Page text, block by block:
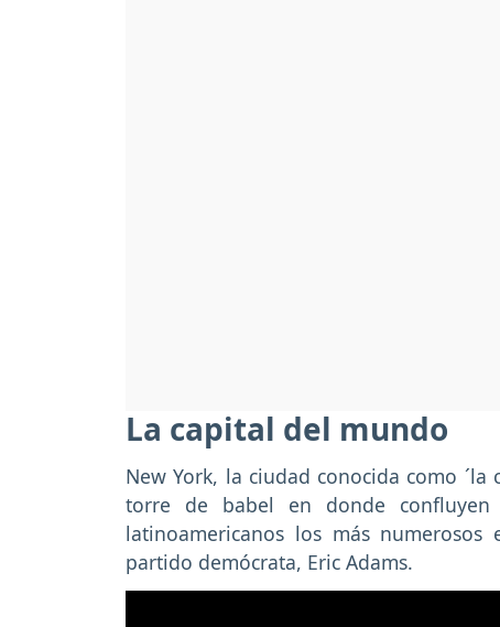
La capital del mundo
New York, la ciudad conocida como ´la
torre de babel en donde
latinoamericanos los más
partido demócrata, Eric Adams.